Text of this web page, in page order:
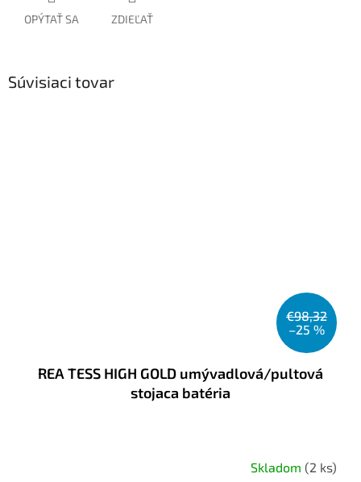
OPÝTAŤ SA ZDIEĽAŤ
Súvisiaci tovar
€98,32
–25 %
REA TESS HIGH GOLD umývadlová/pultová
stojaca batéria
Skladom (2 ks)